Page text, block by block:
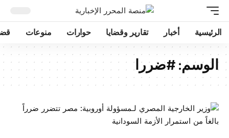
الرئيسية أخبار تقارير وقضايا حوارات منوعات
الوسم: #ضررا